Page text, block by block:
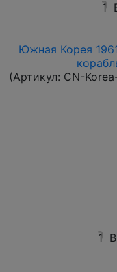
1
Южная Корея
(Артикул: CN-
1